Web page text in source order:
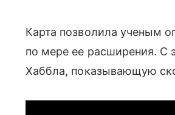
Карта позволила ученым
по мере ее расширения. С
Хаббла, показывающую